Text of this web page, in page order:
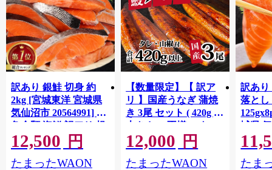
訳あり 銀鮭 切身 約
2kg [宮城東洋 宮城県
気仙沼市 20564991] 鮭
魚介類 海鮮 訳アリ 規
格外 不揃い さけ サケ
鮭切身 シャケ 切り身
冷凍 家庭用 おかず 弁
12,500 円
たまったWAON
【数量限定】【 訳ア
リ 】国産うなぎ 蒲焼
き 3尾 セット ( 420g )
大きさ の不揃い タ
レ・山椒付き ウナギ
鰻 ふぞろい 不揃い う
な重 ひつまぶし 人気
12,000 円
たまったWAON
訳あり
落とし
城県
お刺し
生 生
たま